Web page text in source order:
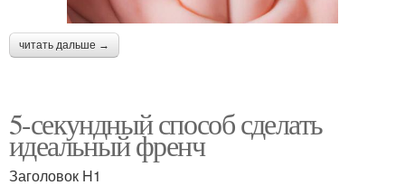
читать дальше →
5-секундный способ сделать
идеальный френч
Заголовок H1